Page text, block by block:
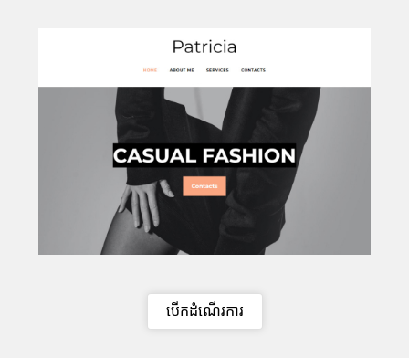
បើកដំណើរការ